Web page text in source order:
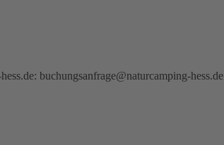
buchungsanfrage@naturcamping-hess.de